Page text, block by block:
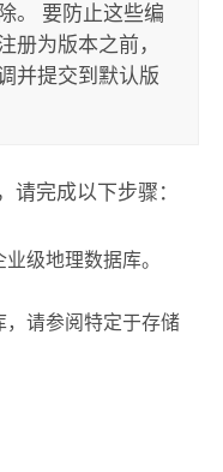
。 要防止这些编
册为版本之前，
并提交到默认版
请完成以下步骤：
级地理数据库。
请参阅特定于存储